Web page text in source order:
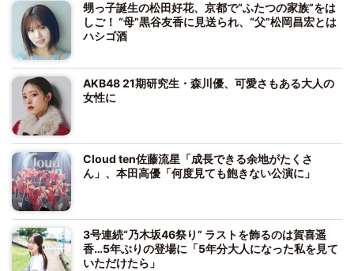
甥っ子誕生の松田好花、京都で“ふたつの家族”をは
しご！ “母”黒谷友香に見送られ、“父”松岡昌宏とは
ハシゴ酒
AKB48 21期研究生・森川優、可愛さもある大人の
女性に
Cloud ten佐藤流星「成長できる余地がたくさ
ん」、本田高優「何度見ても飽きない公演に」
3号連続“乃木坂46祭り” ラストを飾るのは賀喜遥
香…5年ぶりの登場に「5年分大人になった私を見て
いただけたら」